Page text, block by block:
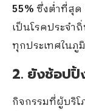
55%ซึ่งต่ำที่สุด
เป็นโรคประจำ
ทุกประเทศในภู
2. ยังช้อปปิ้
กิจกรรมที่ผู้บริโ